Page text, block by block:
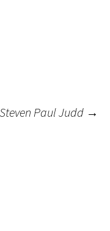
Paul Judd →